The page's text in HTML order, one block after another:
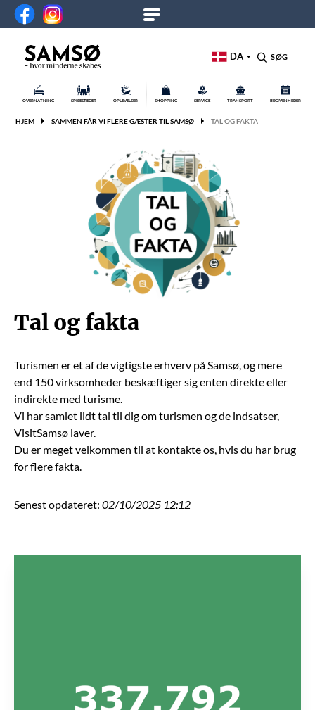
DA SØG
OVERNATNING SPISESTEDER OPLEVELSER SHOPPING SERVICE TRANSPORT BEGIVENHEDER
HJEM SAMMEN FÅR VI FLERE GÆSTER TIL SAMSØ TAL OG FAKTA
Tal og fakta
Turismen er et af de vigtigste erhverv på Samsø, og mere
end 150 virksomheder beskæftiger sig enten direkte eller
indirekte med turisme.
Vi har samlet lidt tal til dig om turismen og de indsatser,
VisitSamsø laver.
Du er meget velkommen til at kontakte os, hvis du har brug
for flere fakta.
Senest opdateret: 02/10/2025 12:12